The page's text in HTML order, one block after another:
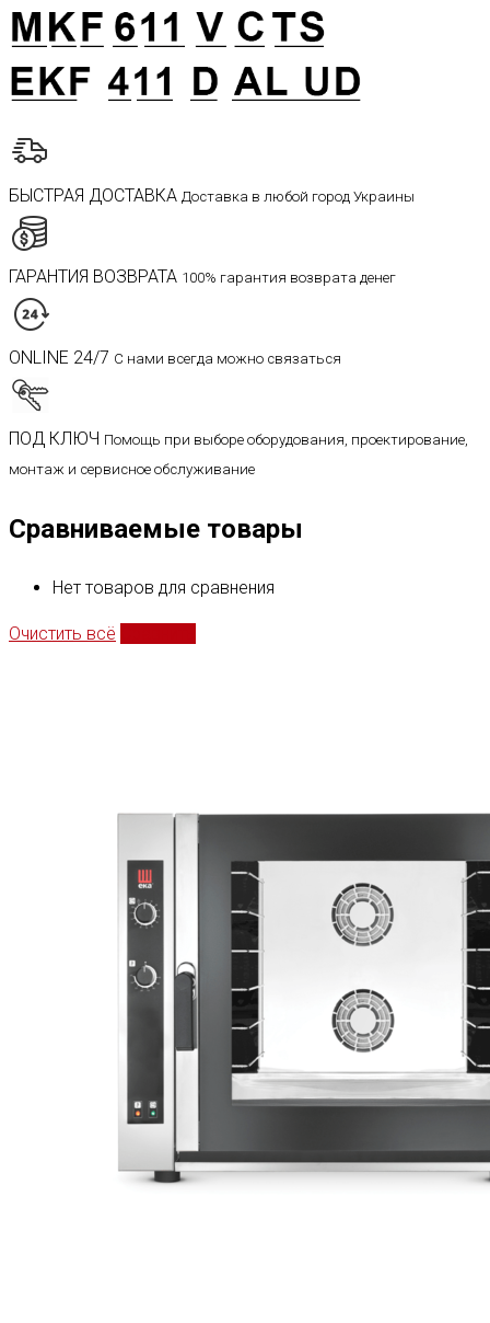
БЫСТРАЯ ДОСТАВКА Доставка в любой город Украины
ГАРАНТИЯ ВОЗВРАТА 100% гарантия возврата денег
ONLINE 24/7 С нами всегда можно связаться
ПОД КЛЮЧ Помощь при выборе оборудования, проектирование,
монтаж и сервисное обслуживание
Сравниваемые товары
Нет товаров для сравнения
Очистить всё